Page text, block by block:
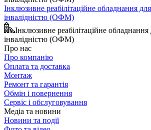
Інклюзивне реабілітаційне обладнання для
інвалідністю (ОФМ)
Інклюзивне реабілітаційне обладнання
інвалідністю (ОФМ)
Про нас
Про компанію
Оплата та доставка
Монтаж
Ремонт та гарантія
Обмін і повернення
Сервіс і обслуговування
Медіа та новини
Новини та події